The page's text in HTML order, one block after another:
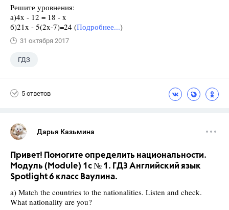
Решите уровнения:
а)4x - 12 = 18 - x
б)21x - 5(2x-7)=24 (Подробнее...)
31 октября 2017
ГДЗ
5 ответов
Дарья Казьмина
Привет! Помогите определить национальности.
Модуль (Module) 1c № 1. ГДЗ Английский язык
Spotlight 6 класс Ваулина.
a) Match the countries to the nationalities. Listen and check.
What nationality are you?